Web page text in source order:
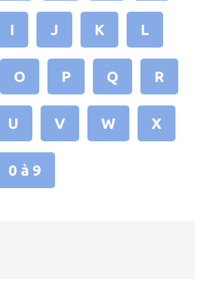
I J K L
O P Q R
U V W X
0 à 9